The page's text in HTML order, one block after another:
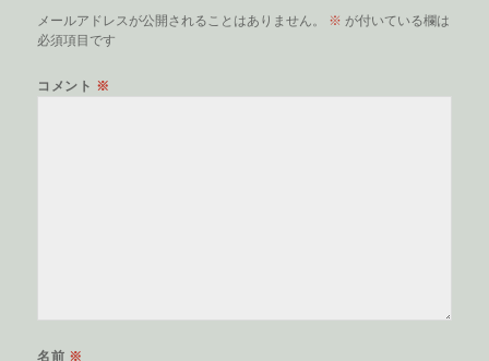
メールアドレスが公開されることはありません。 ※ が付いている欄は
必須項目です
コメント ※
名前 ※